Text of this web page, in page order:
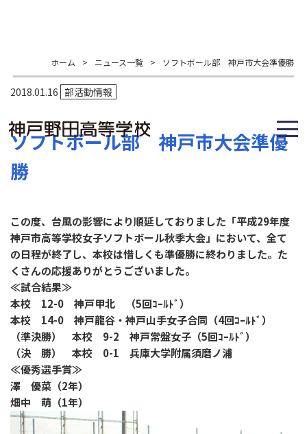
ホーム > ニュース一覧 > ソフトボール部 神戸市大会準優勝
2018.01.16 部活動情報
ソフトボール部 神戸市大会準優
勝
この度、台風の影響により順延しておりました「平成29年度
神戸市高等学校女子ソフトボール秋季大会」において、全て
の日程が終了し、本校は惜しくも準優勝に終わりました。た
くさんの応援ありがとうございました。
≪試合結果≫
本校 12-0 神戸甲北 （5回ｺｰﾙﾄﾞ）
本校 14-0 神戸龍谷・神戸山手女子合同（4回ｺｰﾙﾄﾞ）
（準決勝） 本校 9-2 神戸常盤女子（5回ｺｰﾙﾄﾞ）
（決 勝） 本校 0-1 兵庫大学附属須磨ノ浦
≪優秀選手賞≫
澤 優菜（2年）
畑中 萌（1年）